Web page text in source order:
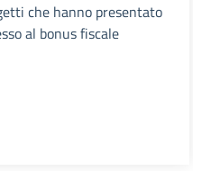
che hanno presentato
al bonus fiscale